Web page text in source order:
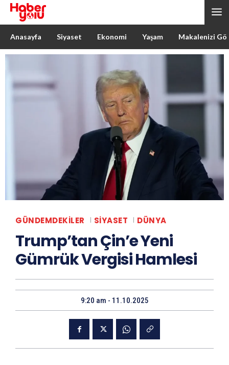
Anasayfa Siyaset Ekonomi Yaşam Makalenizi
GÜNDEMDEKILER SIYASET DÜNYA
Trump’tan Çin’e Yeni
Gümrük Vergisi Hamlesi
9:20 am - 11.10.2025